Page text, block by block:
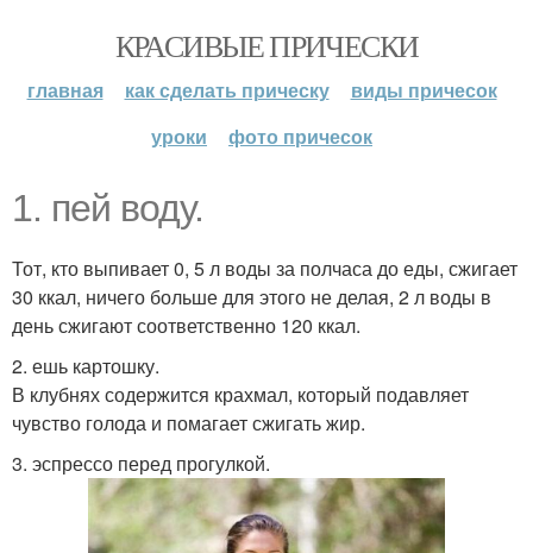
КРАСИВЫЕ ПРИЧЕСКИ
главная как сделать прическу
виды причесок
уроки
фото причесок
1. пей воду.
Тот, кто выпивает 0, 5 л воды за полчаса до еды, сжигает
30 ккал, ничего больше для этого не делая, 2 л воды в
день сжигают соответственно 120 ккал.
2. ешь картошку.
В клубнях содержится крахмал, который подавляет
чувство голода и помагает сжигать жир.
3. эспрессо перед прогулкой.